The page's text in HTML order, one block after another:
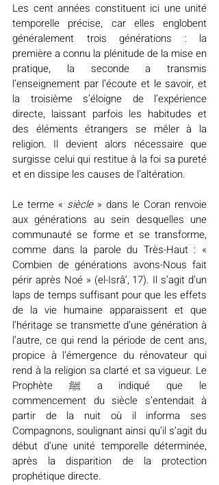
Les cent années constituent ici une unité
temporelle précise, car elles englobent
généralement trois générations : la
première a connu la plénitude de la mise en
pratique, la seconde a transmis
l’enseignement par l’écoute et le savoir, et
la troisième s’éloigne de l’expérience
directe, laissant parfois les habitudes et
des éléments étrangers se mêler à la
religion. Il devient alors nécessaire que
surgisse celui qui restitue à la foi sa pureté
et en dissipe les causes de l’altération.
Le terme « siècle » dans le Coran renvoie
aux générations au sein desquelles une
communauté se forme et se transforme,
comme dans la parole du Très-Haut : «
Combien de générations avons-Nous fait
périr après Noé » (el-Isrâ’, 17). Il s’agit d’un
laps de temps suffisant pour que les effets
de la vie humaine apparaissent et que
l’héritage se transmette d’une génération à
l’autre, ce qui rend la période de cent ans,
propice à l’émergence du rénovateur qui
rend à la religion sa clarté et sa vigueur. Le
Prophète ﷺ a indiqué que le
commencement du siècle s’entendait à
partir de la nuit où il informa ses
Compagnons, soulignant ainsi qu’il s’agit du
début d’une unité temporelle déterminée,
après la disparition de la protection
prophétique directe.